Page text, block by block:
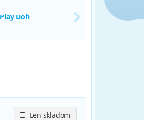
Play Doh
Len skladom